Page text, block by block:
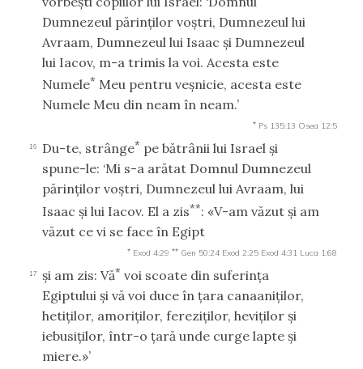
Dumnezeul părinţilor voştri, Dumnezeul lui
Avraam, Dumnezeul lui Isaac şi Dumnezeul
lui Iacov, m-a trimis la voi. Acesta este
Numele* Meu pentru veşnicie, acesta este
Numele Meu din neam în neam.’
* Ps 135:13 Osea 12:5
16 Du-te, strânge* pe bătrânii lui Israel şi
spune-le: ‘Mi s-a arătat Domnul Dumnezeul
părinţilor voştri, Dumnezeul lui Avraam, lui
Isaac şi lui Iacov. El a zis**: «V-am văzut şi am
văzut ce vi se face în Egipt
* Exod 4:29 ** Gen 50:24 Exod 2:25 Exod 4:31 Luca 1:68
17 şi am zis: Vă* voi scoate din suferinţa
Egiptului şi vă voi duce în ţara canaaniţilor,
hetiţilor, amoriţilor, fereziţilor, heviţilor şi
iebusiţilor, într-o ţară unde curge lapte şi
miere.»’